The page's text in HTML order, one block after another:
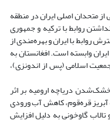
متحدان اصلی ایران در منطقه
روابط با ترکیه و جمهوری
روابط با ایران و بهره‌مندی از
وابسته است. افغانستان به
اسلامی (پس از اندونزی)،
دریاچه ارومیه بر اثر
قره‌قوم، کاهش آب ورودی
گاوخونی به دلیل افزایش